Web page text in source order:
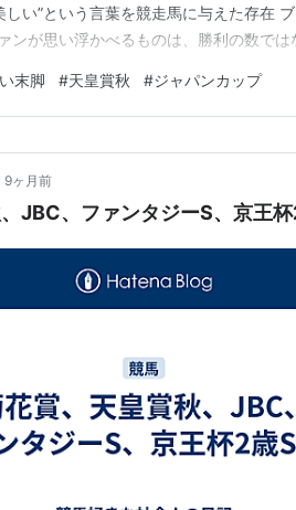
しい”という言葉を競走馬に与えた存在
ンが思い浮かべるものは、勝利の数では
はたくさんいる。速い馬も多い。しかし
ファンは少なくな…
末脚 #天皇賞秋 #ジャパンカップ
9ヶ月前
JBC、ファンタジーS、京王